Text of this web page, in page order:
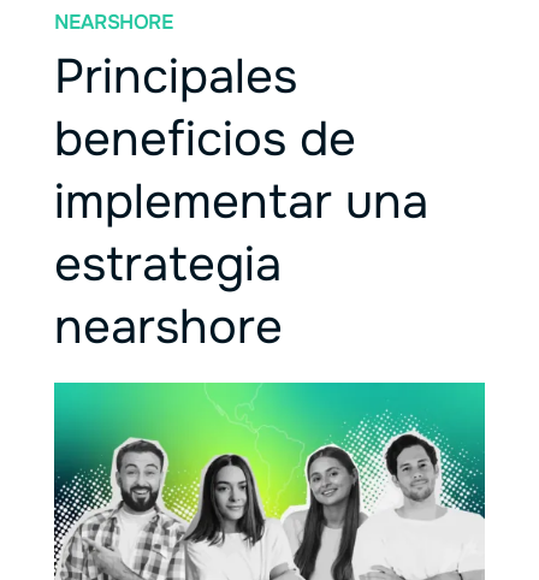
Principales
beneficios de
implementar una
estrategia
nearshore
NEARSHORE